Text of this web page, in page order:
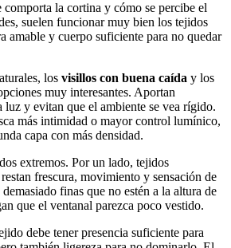
la cortina y cómo se percibe el
suelen funcionar muy bien los tejidos
amable y cuerpo suficiente para no quedar
los visillos con buena caída y los
muy interesantes. Aportan
y evitan que el ambiente se vea rígido.
más intimidad o mayor control lumínico,
capa con más densidad.
extremos. Por un lado, tejidos
frescura, movimiento y sensación de
finas que no estén a la altura de
que el ventanal parezca poco vestido.
debe tener presencia suficiente para